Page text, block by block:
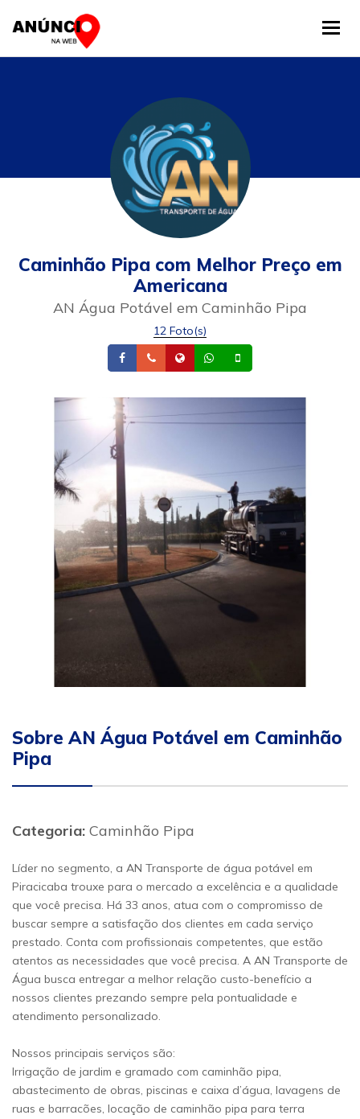
Caminhão Pipa com Melhor Preço em
Americana
AN Água Potável em Caminhão Pipa
12 Foto(s)
FacebookTelefone
Site Whatsapp
Sobre AN Água Potável em Caminhão
Pipa
Categoria: Caminhão Pipa
Líder no segmento, a AN Transporte de água potável em
Piracicaba trouxe para o mercado a excelência e a qualidade
que você precisa. Há 33 anos, atua com o compromisso de
buscar sempre a satisfação dos clientes em cada serviço
prestado. Conta com profissionais competentes, que estão
atentos as necessidades que você precisa. A AN Transporte de
Água busca entregar a melhor relação custo-benefício a
nossos clientes prezando sempre pela pontualidade e
atendimento personalizado.
Nossos principais serviços são:
Irrigação de jardim e gramado com caminhão pipa,
abastecimento de obras, piscinas e caixa d’água, lavagens de
ruas e barracões, locação de caminhão pipa para terra